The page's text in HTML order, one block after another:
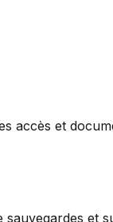
accès et
et